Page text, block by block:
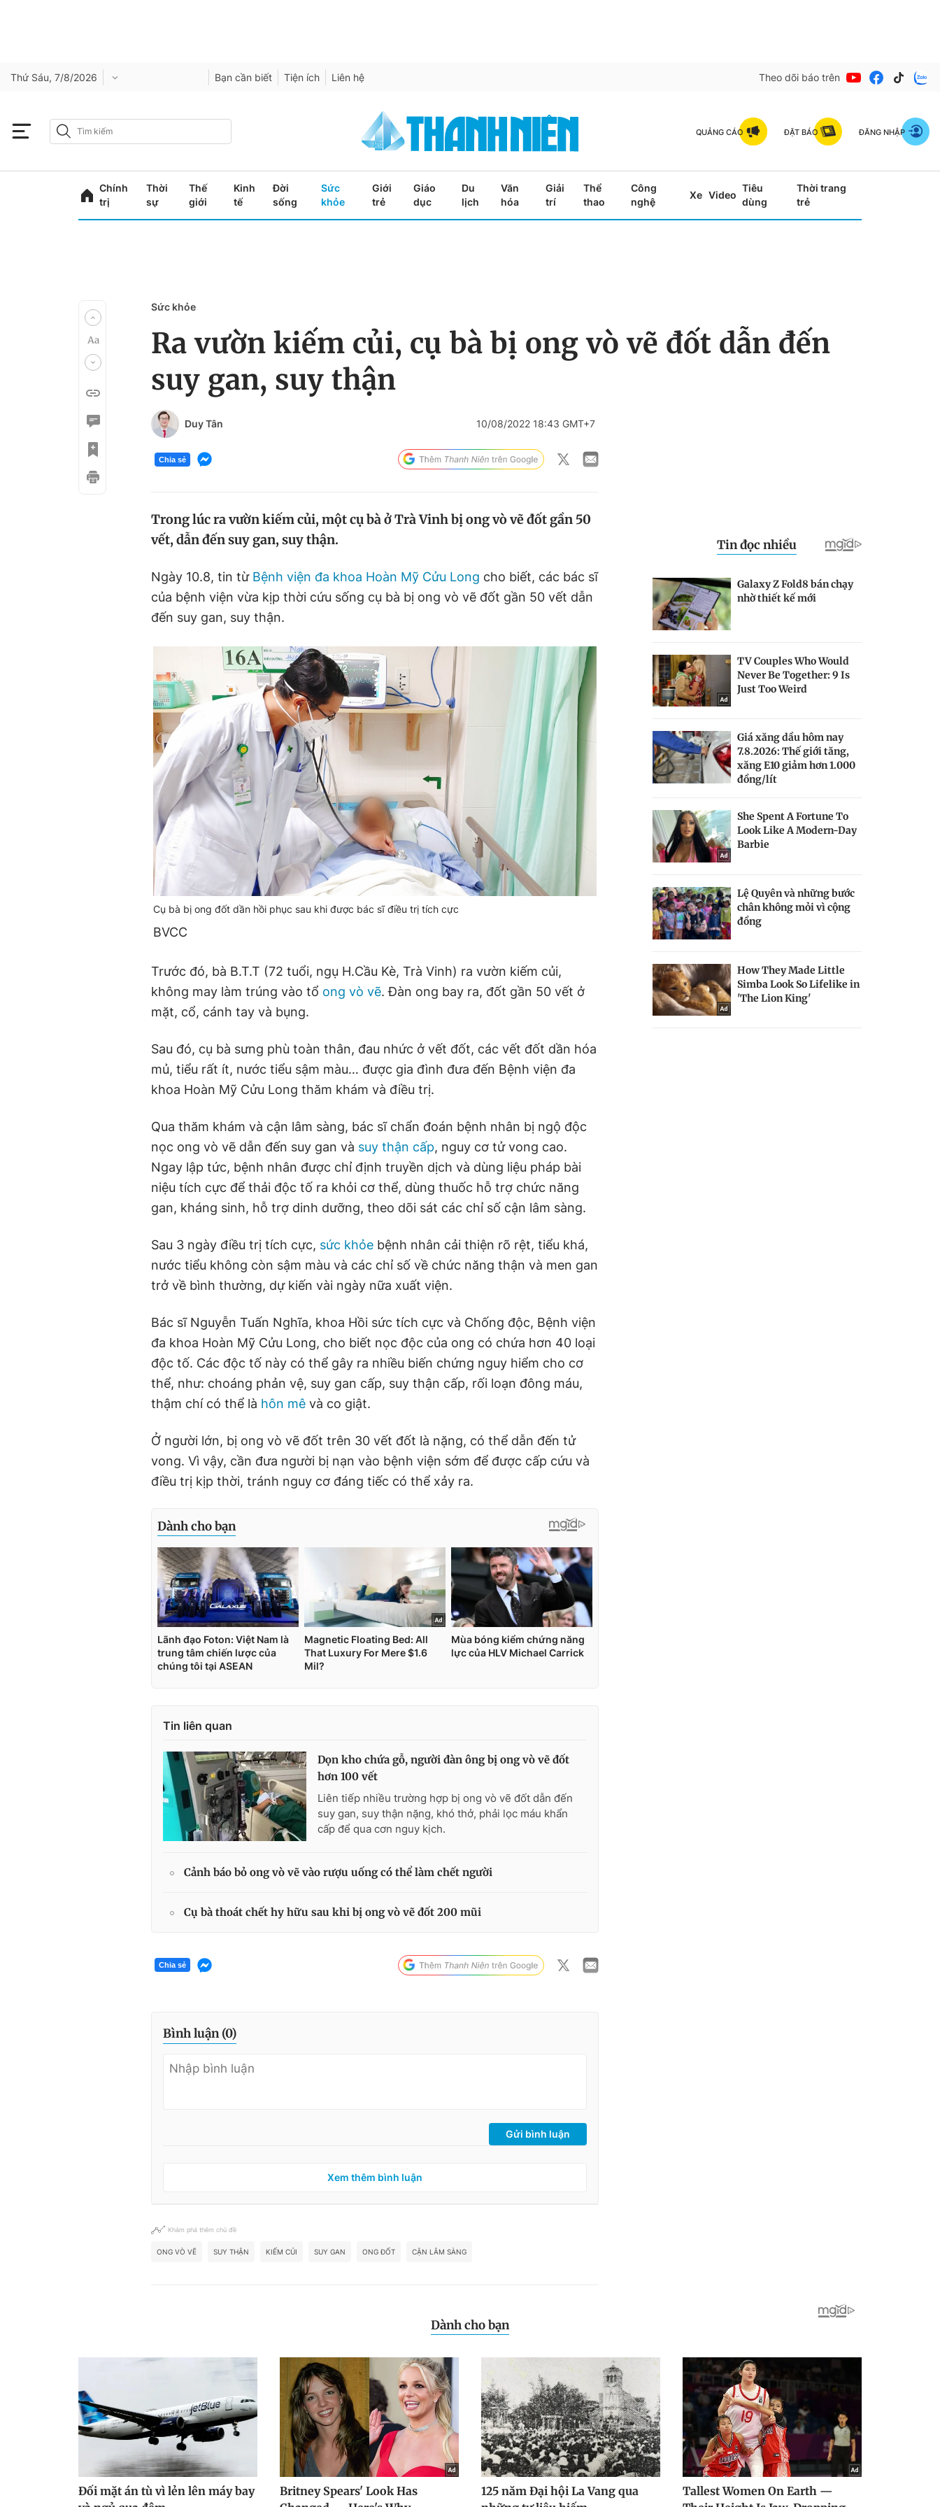
Thứ Sáu, 7/8/2026 Bạn cần biết Tiện ích Liên hệ Theo dõi báo trên
QUẢNG CÁO ĐẶT BÁO ĐĂNG NHẬP
Chính
trị
Thời
sự
Thế
giới
Kinh
tế
Đời
sống
Sức
khỏe
Giới
trẻ
Giáo
dục
Du
lịch
Văn
hóa
Giải
trí
Thể
thao
Công
nghệ
Xe Video
Tiêu
dùng
Thời trang
trẻ
Sức khỏe
Ra vườn kiếm củi, cụ bà bị ong vò vẽ đốt dẫn đến
suy gan, suy thận
Duy Tân 10/08/2022 18:43 GMT+7
Chia sẻ
Trong lúc ra vườn kiếm củi, một cụ bà ở Trà Vinh bị ong vò vẽ đốt gần 50
vết, dẫn đến suy gan, suy thận.
Ngày 10.8, tin từ Bệnh viện đa khoa Hoàn Mỹ Cửu Long cho biết, các bác sĩ
của bệnh viện vừa kịp thời cứu sống cụ bà bị ong vò vẽ đốt gần 50 vết dẫn
đến suy gan, suy thận.
Cụ bà bị ong đốt dần hồi phục sau khi được bác sĩ điều trị tích cực
BVCC
Trước đó, bà B.T.T (72 tuổi, ngụ H.Cầu Kè, Trà Vinh) ra vườn kiếm củi,
không may làm trúng vào tổ ong vò vẽ. Đàn ong bay ra, đốt gần 50 vết ở
mặt, cổ, cánh tay và bụng.
Sau đó, cụ bà sưng phù toàn thân, đau nhức ở vết đốt, các vết đốt dần hóa
mủ, tiểu rất ít, nước tiểu sậm màu… được gia đình đưa đến Bệnh viện đa
khoa Hoàn Mỹ Cửu Long thăm khám và điều trị.
Qua thăm khám và cận lâm sàng, bác sĩ chẩn đoán bệnh nhân bị ngộ độc
nọc ong vò vẽ dẫn đến suy gan và suy thận cấp, nguy cơ tử vong cao.
Ngay lập tức, bệnh nhân được chỉ định truyền dịch và dùng liệu pháp bài
niệu tích cực để thải độc tố ra khỏi cơ thể, dùng thuốc hỗ trợ chức năng
gan, kháng sinh, hỗ trợ dinh dưỡng, theo dõi sát các chỉ số cận lâm sàng.
Sau 3 ngày điều trị tích cực, sức khỏe bệnh nhân cải thiện rõ rệt, tiểu khá,
nước tiểu không còn sậm màu và các chỉ số về chức năng thận và men gan
trở về bình thường, dự kiến vài ngày nữa xuất viện.
Bác sĩ Nguyễn Tuấn Nghĩa, khoa Hồi sức tích cực và Chống độc, Bệnh viện
đa khoa Hoàn Mỹ Cửu Long, cho biết nọc độc của ong có chứa hơn 40 loại
độc tố. Các độc tố này có thể gây ra nhiều biến chứng nguy hiểm cho cơ
thể, như: choáng phản vệ, suy gan cấp, suy thận cấp, rối loạn đông máu,
thậm chí có thể là hôn mê và co giật.
Ở người lớn, bị ong vò vẽ đốt trên 30 vết đốt là nặng, có thể dẫn đến tử
vong. Vì vậy, cần đưa người bị nạn vào bệnh viện sớm để được cấp cứu và
điều trị kịp thời, tránh nguy cơ đáng tiếc có thể xảy ra.
Tin liên quan
Dọn kho chứa gỗ, người đàn ông bị ong vò vẽ đốt
hơn 100 vết
Liên tiếp nhiều trường hợp bị ong vò vẽ đốt dẫn đến
suy gan, suy thận nặng, khó thở, phải lọc máu khẩn
cấp để qua cơn nguy kịch.
Cảnh báo bỏ ong vò vẽ vào rượu uống có thể làm chết người
Cụ bà thoát chết hy hữu sau khi bị ong vò vẽ đốt 200 mũi
Chia sẻ
Bình luận (0)
Gửi bình luận
Xem thêm bình luận
Khám phá thêm chủ đề
ONG VÒ VẼ SUY THẬN KIẾM CỦI SUY GAN ONG ĐỐT CẬN LÂM SÀNG